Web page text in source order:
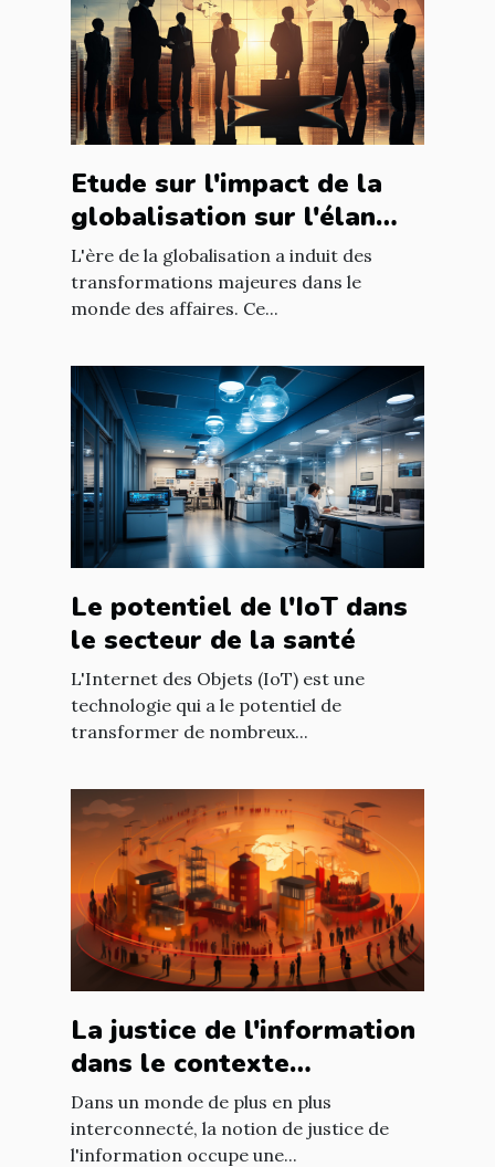
Etude sur l'impact de la
globalisation sur l'élan
des affaires
L'ère de la globalisation a induit des
transformations majeures dans le
monde des affaires. Ce...
Le potentiel de l'IoT dans
le secteur de la santé
L'Internet des Objets (IoT) est une
technologie qui a le potentiel de
transformer de nombreux...
La justice de l'information
dans le contexte
international : enjeux et
défis
Dans un monde de plus en plus
interconnecté, la notion de justice de
l'information occupe une...